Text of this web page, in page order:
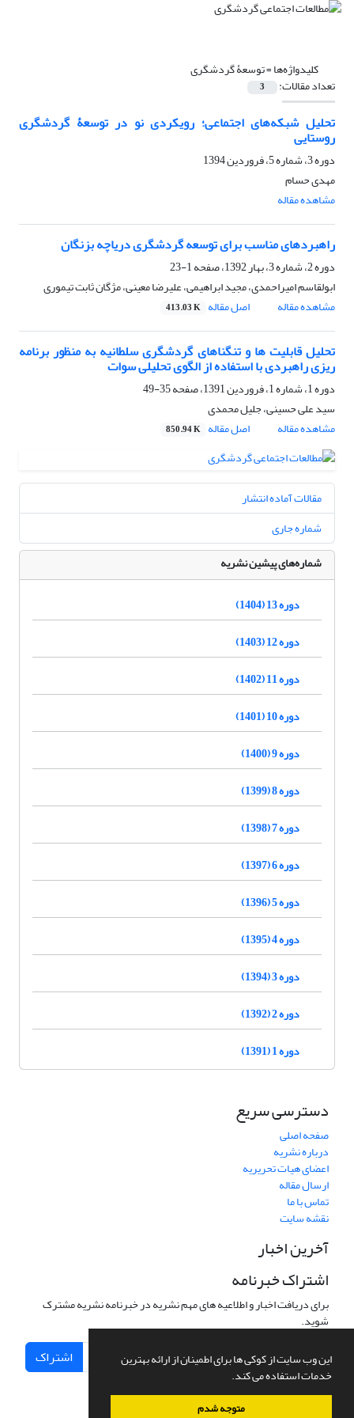
این وب سایت از کوکی ها برای اطمینان از ارائه بهترین
خدمات استفاده می کند.
متوجه شدم
کلیدواژه‌ها =توسعۀ گردشگری
تعداد مقالات: 3
تحلیل شبکه‌های اجتماعی؛ رویکردی نو در توسعۀ گردشگری
روستایی
دوره 3، شماره 5، فروردین 1394
مهدی حسام
مشاهده مقاله
راهبردهای مناسب برای توسعه گردشگری دریاچه بزنگان
دوره 2، شماره 3، بهار 1392، صفحه
1-23
ابولقاسم امیراحمدی، مجید ابراهیمی، علیرضا معینی، مژگان ثابت تیموری
مشاهده مقاله
اصل مقاله 413.03 K
تحلیل قابلیت ها و تنگناهای گردشگری سلطانیه به منظور برنامه
ریزی راهبردی با استفاده از الگوی تحلیلی سوات
دوره 1، شماره 1، فروردین 1391، صفحه
35-49
سید علی حسینی، جلیل محمدی
مشاهده مقاله
اصل مقاله 850.94 K
مقالات آماده انتشار
شماره جاری
شماره‌های پیشین نشریه
دوره 13 (1404)
دوره 12 (1403)
دوره 11 (1402)
دوره 10 (1401)
دوره 9 (1400)
دوره 8 (1399)
دوره 7 (1398)
دوره 6 (1397)
دوره 5 (1396)
دوره 4 (1395)
دوره 3 (1394)
دوره 2 (1392)
دوره 1 (1391)
دسترسی سریع
صفحه اصلی
درباره نشریه
اعضای هیات تحریریه
ارسال مقاله
تماس با ما
نقشه سایت
آخرین اخبار
اشتراک خبرنامه
برای دریافت اخبار و اطلاعیه های مهم نشریه در خبرنامه نشریه مشترک
شوید.
اشتراک